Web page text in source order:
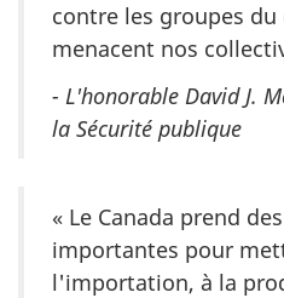
contre les groupes
menacent nos
- L'honorable David J.
la Sécurité publique
« Le Canada prend
importantes pour
l'importation, à la